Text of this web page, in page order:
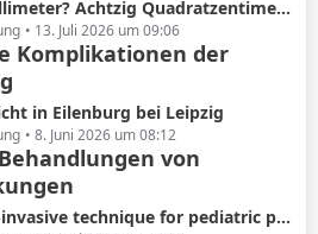
Achtzig Quadratzentimeter!
13. Juli 2026 um 09:06
Komplikationen der
in Eilenburg bei Leipzig
8. Juni 2026 um 08:12
von
technique for pediatric phimosis treatment